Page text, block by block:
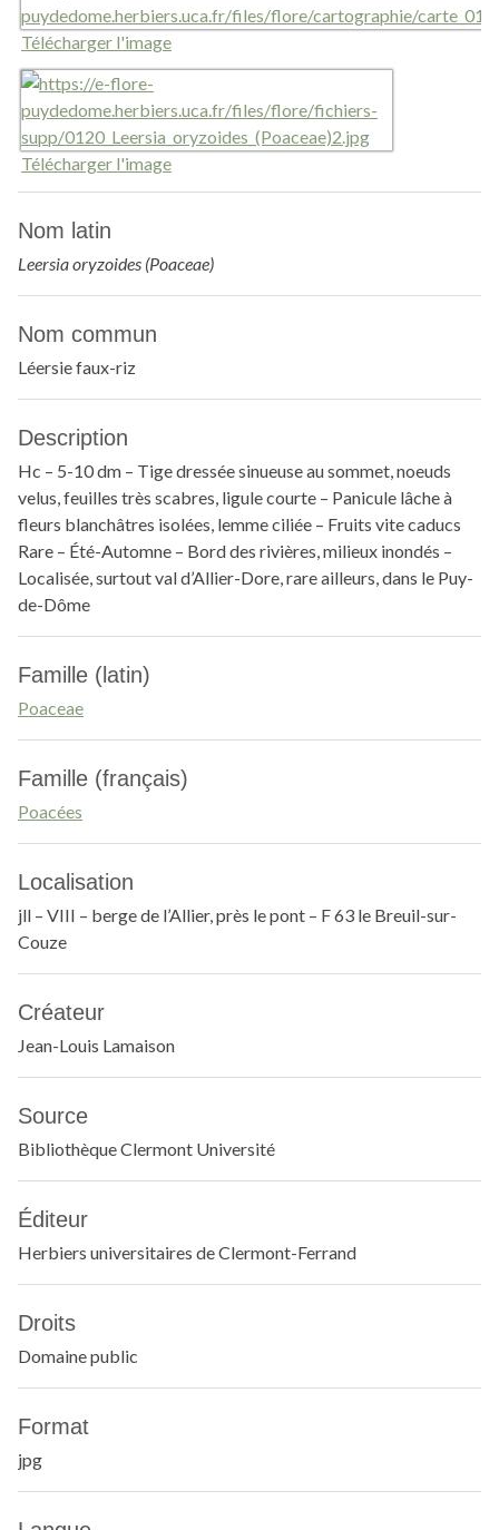
Télécharger l'image
Télécharger l'image
Nom latin
Leersia oryzoides (Poaceae)
Nom commun
Léersie faux-riz
Description
Hc – 5-10 dm – Tige dressée sinueuse au sommet, noeuds
velus, feuilles très scabres, ligule courte – Panicule lâche à
fleurs blanchâtres isolées, lemme ciliée – Fruits vite caducs
Rare – Été-Automne – Bord des rivières, milieux inondés –
Localisée, surtout val d’Allier-Dore, rare ailleurs, dans le Puy-
de-Dôme
Famille (latin)
Poaceae
Famille (français)
Poacées
Localisation
jll – VIII – berge de l’Allier, près le pont – F 63 le Breuil-sur-
Couze
Créateur
Jean-Louis Lamaison
Source
Bibliothèque Clermont Université
Éditeur
Herbiers universitaires de Clermont-Ferrand
Droits
Domaine public
Format
jpg